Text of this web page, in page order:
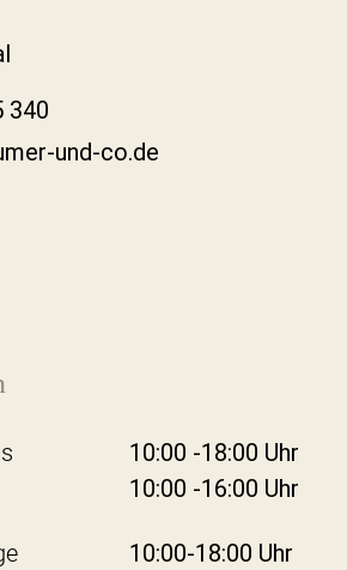
340
und-co.de
10:00 -18:00 Uhr
10:00 -16:00 Uhr
10:00-18:00 Uhr